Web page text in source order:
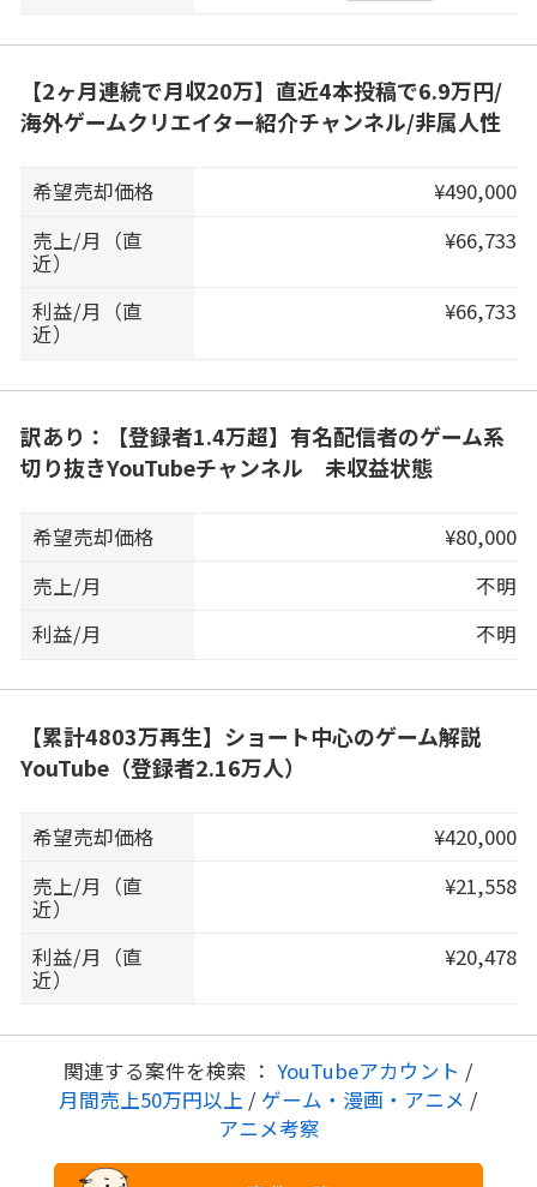
【2ヶ月連続で月収20万】直近4本投稿で6.9万円/
海外ゲームクリエイター紹介チャンネル/非属人性
希望売却価格
¥490,000
売上/月（直
近）
¥66,733
利益/月（直
近）
¥66,733
訳あり：【登録者1.4万超】有名配信者のゲーム系
切り抜きYouTubeチャンネル 未収益状態
希望売却価格
¥80,000
売上/月
不明
利益/月
不明
【累計4803万再生】ショート中心のゲーム解説
YouTube（登録者2.16万人）
希望売却価格
¥420,000
売上/月（直
近）
¥21,558
利益/月（直
近）
¥20,478
関連する案件を検索 ： YouTubeアカウント /
月間売上50万円以上 / ゲーム・漫画・アニメ /
アニメ考察